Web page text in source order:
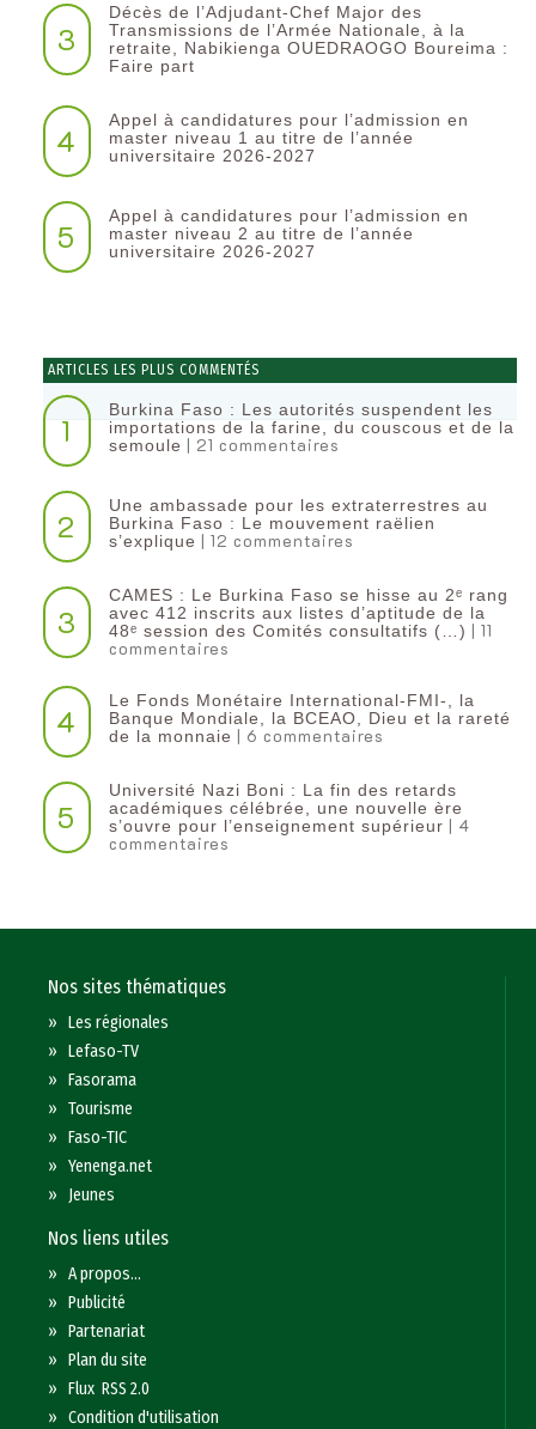
3
Décès de l’Adjudant-Chef Major des
Transmissions de l’Armée Nationale, à la
retraite, Nabikienga OUEDRAOGO Boureima :
Faire part
4
Appel à candidatures pour l’admission en
master niveau 1 au titre de l’année
universitaire 2026-2027
5
Appel à candidatures pour l’admission en
master niveau 2 au titre de l’année
universitaire 2026-2027
ARTICLES LES PLUS COMMENTÉS
1
Burkina Faso : Les autorités suspendent les
importations de la farine, du couscous et de la
semoule | 21 commentaires
2
Une ambassade pour les extraterrestres au
Burkina Faso : Le mouvement raëlien
s’explique | 12 commentaires
3
CAMES : Le Burkina Faso se hisse au 2ᵉ rang
avec 412 inscrits aux listes d’aptitude de la
48ᵉ session des Comités consultatifs (…) | 11
commentaires
4
Le Fonds Monétaire International-FMI-, la
Banque Mondiale, la BCEAO, Dieu et la rareté
de la monnaie | 6 commentaires
5
Université Nazi Boni : La fin des retards
académiques célébrée, une nouvelle ère
s’ouvre pour l’enseignement supérieur | 4
commentaires
Nos sites thématiques
»Les régionales
»Lefaso-TV
»Fasorama
»Tourisme
»Faso-TIC
»Yenenga.net
» Jeunes
Nos liens utiles
»A propos...
»Publicité
»Partenariat
»Plan du site
»Flux RSS 2.0
»Condition d'utilisation